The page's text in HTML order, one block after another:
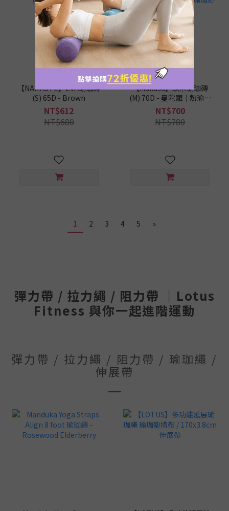
【NAMASTE】EVA瑜珈磚
(S) 65D - Brown
NT$612
NT$680
【Mukasa】軟木瑜珈磚
(M) 70D - 曼陀羅｜熱瑜珈
必備｜吸汗止滑
NT$700
NT$780
1 2 3 4 5 »
彈力帶 / 拉力繩 / 阻力帶 ｜Lotus
Fitness 與你一起進階運動
彈力帶 / 拉力繩 / 阻力帶 / 瑜珈繩 /
伸展帶